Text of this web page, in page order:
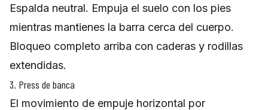
Espalda neutral. Empuja el suelo con los pies
mientras mantienes la barra cerca del cuerpo.
Bloqueo completo arriba con caderas y rodillas
extendidas.
3. Press de banca
El movimiento de empuje horizontal por